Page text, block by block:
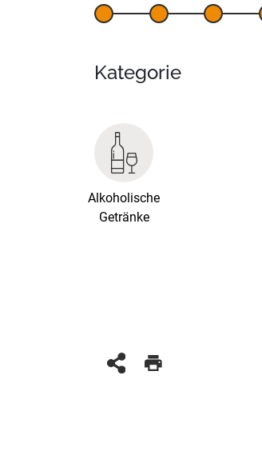
Kategorie
Alkoholische
Getränke